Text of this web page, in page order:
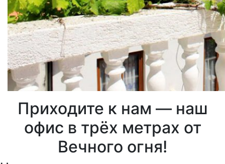
Приходите к нам — наш
офис в трёх метрах от
Вечного огня!